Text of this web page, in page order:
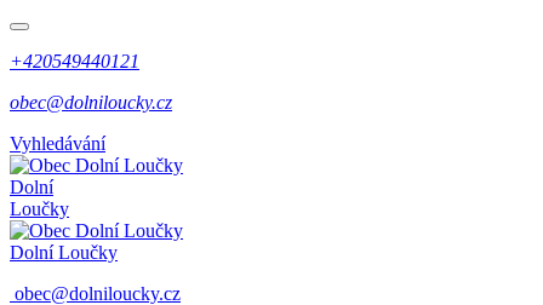
+420549440121
obec@dolniloucky.cz
Vyhledávání
Dolní
Loučky
Dolní Loučky
obec@dolniloucky.cz